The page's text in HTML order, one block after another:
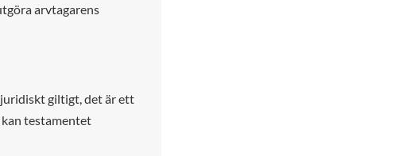
arvtagarens
giltigt, det är ett
testamentet